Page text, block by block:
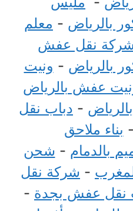
بالرياض - معلم
نقل عفش
بالرياض - ونيت
عفش بالرياض
- دباب نقل
- بناء ملاحق
بالدمام - شحن
- شركة نقل
نقل عفش بجدة -